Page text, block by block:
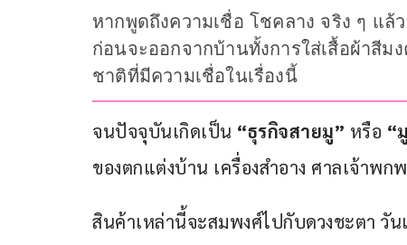
หากพูดถึงความเชื่อ โชคลาง จริง ๆ แ
ก่อนจะออกจากบ้านทั้งการใส่เสื้อผ้าสีม
ชาติที่มีความเชื่อในเรื่องนี้
จนปัจจุบันเกิดเป็น “ธุรกิจสายมู” หรือ “
ของตกแต่งบ้าน เครื่องสำอาง ศาลเจ้าพ
สินค้าเหล่านี้จะสมพงศ์ไปกับดวงชะตา วั